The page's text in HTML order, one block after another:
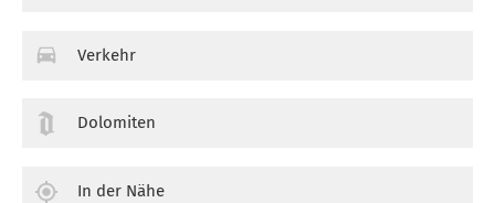
Verkehr
Dolomiten
In der Nähe